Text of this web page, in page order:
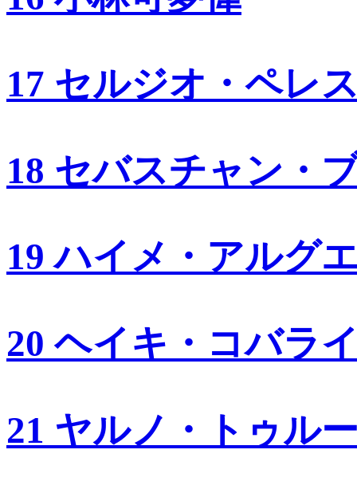
17 セルジオ・ペレ
18 セバスチャン・
19 ハイメ・アルグ
20 ヘイキ・コバラ
21 ヤルノ・トゥル